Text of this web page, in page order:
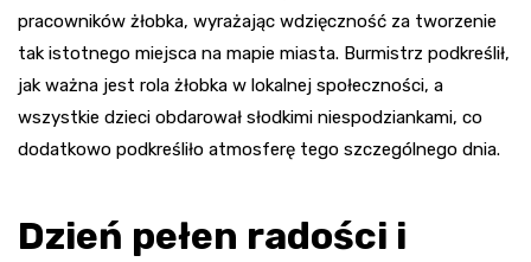
pracowników żłobka, wyrażając wdzięczność za tworzenie
tak istotnego miejsca na mapie miasta. Burmistrz podkreślił,
jak ważna jest rola żłobka w lokalnej społeczności, a
wszystkie dzieci obdarował słodkimi niespodziankami, co
dodatkowo podkreśliło atmosferę tego szczególnego dnia.
Dzień pełen radości i